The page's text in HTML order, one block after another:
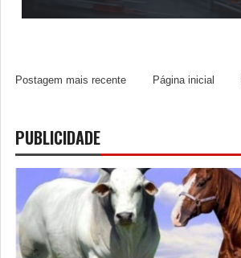
Postagem mais recente Página inicial
PUBLICIDADE